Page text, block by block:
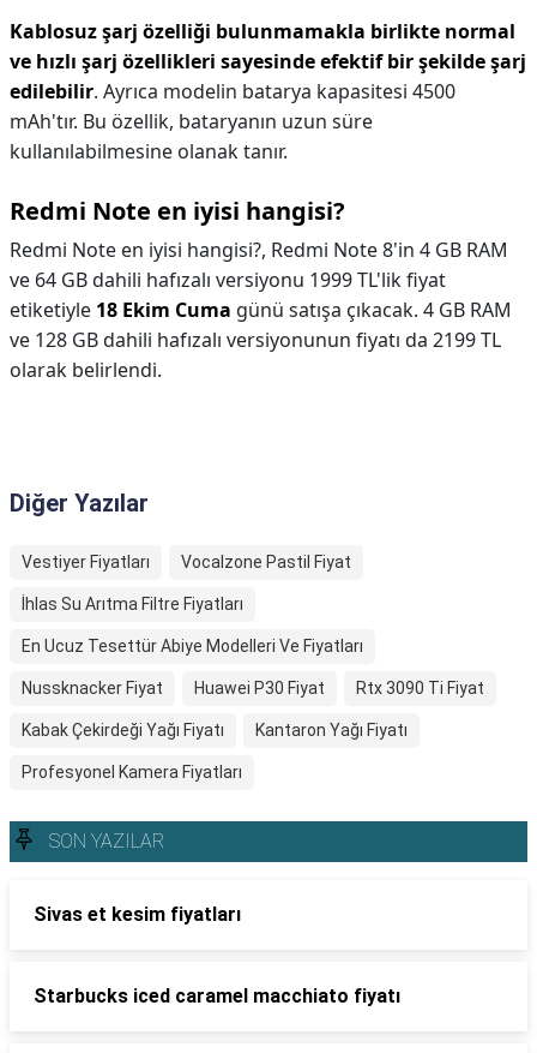
Kablosuz şarj özelliği bulunmamakla birlikte normal
ve hızlı şarj özellikleri sayesinde efektif bir şekilde şarj
edilebilir. Ayrıca modelin batarya kapasitesi 4500
mAh'tır. Bu özellik, bataryanın uzun süre
kullanılabilmesine olanak tanır.
Redmi Note en iyisi hangisi?
Redmi Note en iyisi hangisi?, Redmi Note 8'in 4 GB RAM
ve 64 GB dahili hafızalı versiyonu 1999 TL'lik fiyat
etiketiyle 18 Ekim Cuma günü satışa çıkacak. 4 GB RAM
ve 128 GB dahili hafızalı versiyonunun fiyatı da 2199 TL
olarak belirlendi.
Diğer Yazılar
Vestiyer Fiyatları Vocalzone Pastil Fiyat
İhlas Su Arıtma Filtre Fiyatları
En Ucuz Tesettür Abiye Modelleri Ve Fiyatları
Nussknacker Fiyat Huawei P30 Fiyat Rtx 3090 Ti Fiyat
Kabak Çekirdeği Yağı Fiyatı Kantaron Yağı Fiyatı
Profesyonel Kamera Fiyatları
SON YAZILAR
Sivas et kesim fiyatları
Starbucks iced caramel macchiato fiyatı